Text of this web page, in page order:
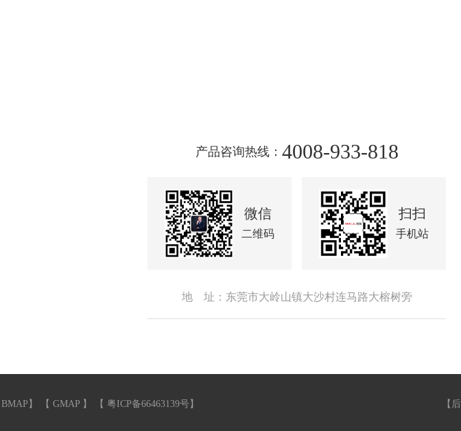
产品咨询热线： 4008-933-818
微信
二维码
扫扫
手机站
地 址：东莞市大岭山镇大沙村连马路大榕树旁
BMAP 】 【 GMAP 】 【 粤ICP备66463139号 】 【